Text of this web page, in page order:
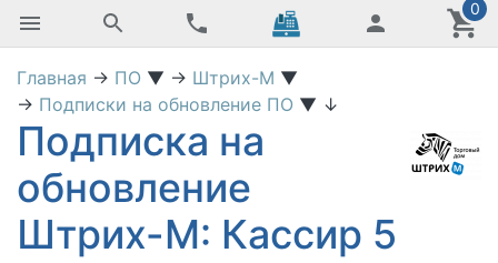
0
Главная → ПО ▼ → Штрих-М ▼
→ Подписки на обновление ПО ▼ ↓
Подписка на
обновление
Штрих-М: Кассир 5